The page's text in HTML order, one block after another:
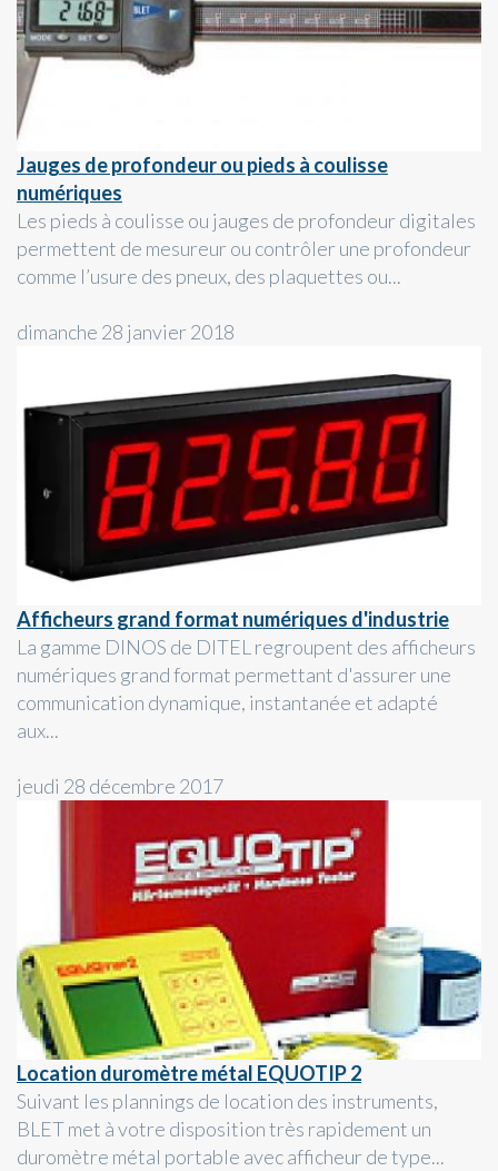
Jauges de profondeur ou pieds à coulisse
numériques
Les pieds à coulisse ou jauges de profondeur digitales
permettent de mesureur ou contrôler une profondeur
comme l’usure des pneux, des plaquettes ou...
dimanche 28 janvier 2018
Afficheurs grand format numériques d'industrie
La gamme DINOS de DITEL regroupent des afficheurs
numériques grand format permettant d'assurer une
communication dynamique, instantanée et adapté
aux...
jeudi 28 décembre 2017
Location duromètre métal EQUOTIP 2
Suivant les plannings de location des instruments,
BLET met à votre disposition très rapidement un
duromètre métal portable avec afficheur de type...